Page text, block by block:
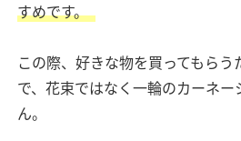
すめです。
この際、好きな物を買ってもらう
で、花束ではなく一輪のカーネ
ん。